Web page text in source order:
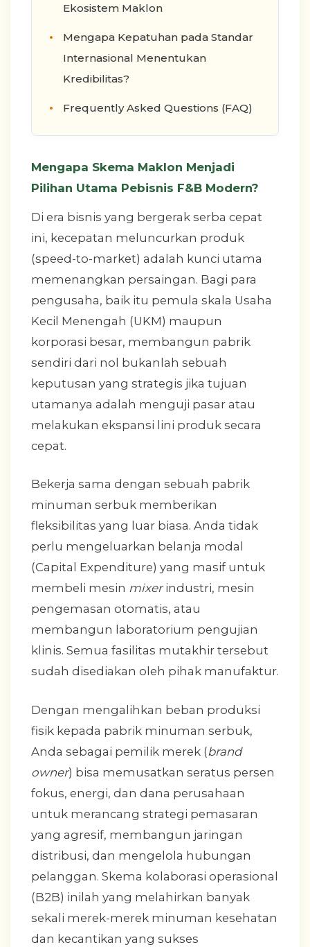
Ekosistem Maklon
Mengapa Kepatuhan pada Standar
Internasional Menentukan
Kredibilitas?
Frequently Asked Questions (FAQ)
Mengapa Skema Maklon Menjadi
Pilihan Utama Pebisnis F&B Modern?
Di era bisnis yang bergerak serba cepat
ini, kecepatan meluncurkan produk
(speed-to-market) adalah kunci utama
memenangkan persaingan. Bagi para
pengusaha, baik itu pemula skala Usaha
Kecil Menengah (UKM) maupun
korporasi besar, membangun pabrik
sendiri dari nol bukanlah sebuah
keputusan yang strategis jika tujuan
utamanya adalah menguji pasar atau
melakukan ekspansi lini produk secara
cepat.
Bekerja sama dengan sebuah pabrik
minuman serbuk memberikan
fleksibilitas yang luar biasa. Anda tidak
perlu mengeluarkan belanja modal
(Capital Expenditure) yang masif untuk
membeli mesin mixerindustri, mesin
pengemasan otomatis, atau
membangun laboratorium pengujian
klinis. Semua fasilitas mutakhir tersebut
sudah disediakan oleh pihak manufaktur.
Dengan mengalihkan beban produksi
fisik kepada pabrik minuman serbuk,
Anda sebagai pemilik merek (brand
owner) bisa memusatkan seratus persen
fokus, energi, dan dana perusahaan
untuk merancang strategi pemasaran
yang agresif, membangun jaringan
distribusi, dan mengelola hubungan
pelanggan. Skema kolaborasi operasional
(B2B) inilah yang melahirkan banyak
sekali merek-merek minuman kesehatan
dan kecantikan yang sukses